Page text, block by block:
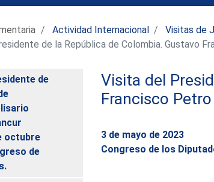
Actividad Internacional Visitas de
de la República de Colombia. Gustavo
de
octubre
de
Visita del
Francisco
3 de mayo de 2023
Congreso de los